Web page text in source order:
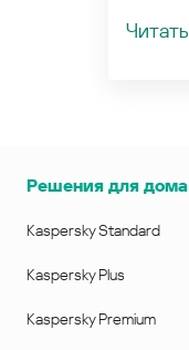
Читать
Решения для дома
Kaspersky Standard
Kaspersky Plus
Kaspersky Premium